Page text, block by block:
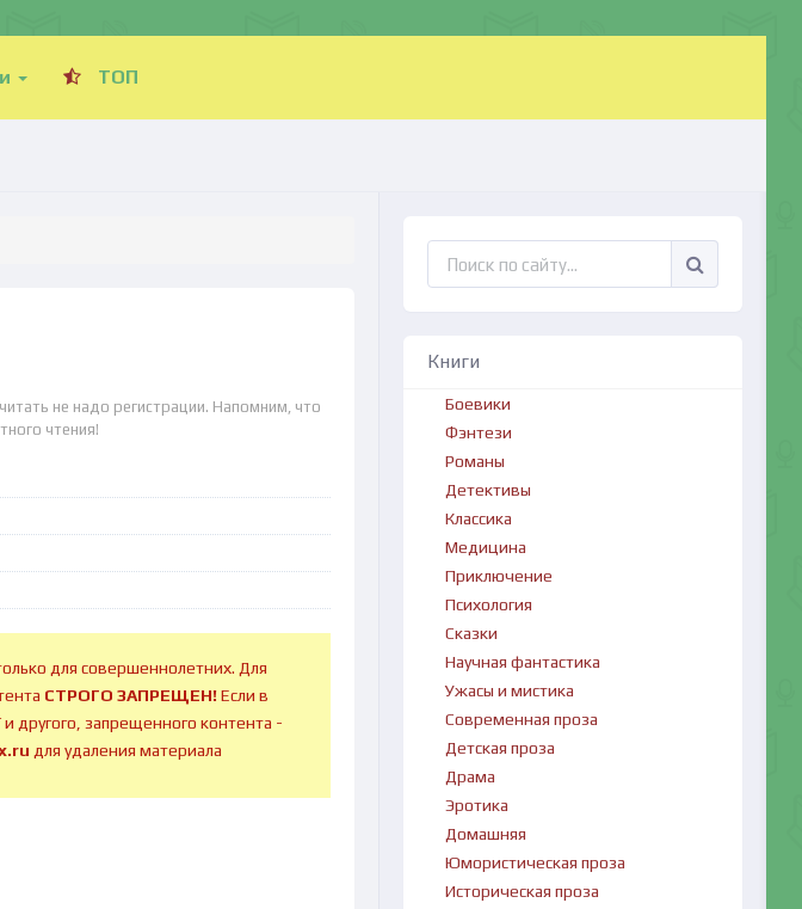
ТОП
не надо регистрации. Напомним, что
чтения!
для совершеннолетних. Для
СТРОГО ЗАПРЕЩЕН!Если в
другого, запрещенного контента -
для удаления материала
Книги
Боевики
Фэнтези
Романы
Детективы
Классика
Медицина
Приключение
Психология
Сказки
Научная фантастика
Ужасы и мистика
Современная проза
Детская проза
Драма
Эротика
Домашняя
Юмористическая проза
Историческая проза